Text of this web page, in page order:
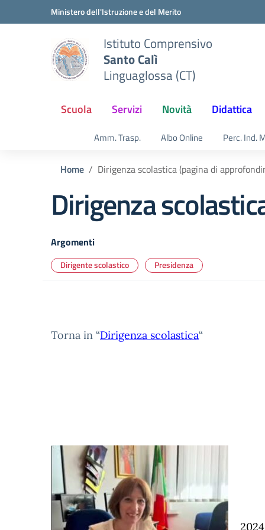
Vai ai contenuti
Vai al menu di navigazioneMinistero dell'Istruzione e del Merito
Istituto Comprensivo
Santo Calì
Linguaglossa (CT)
Scuola Servizi Novità Didattica
Amm. Trasp. Albo Online Perc. Ind.
Home Dirigenza scolastica (pagina di
Dirigenza
Argomenti
Dirigente scolastico Presidenza
Torna in “Dirigenza scolastica“